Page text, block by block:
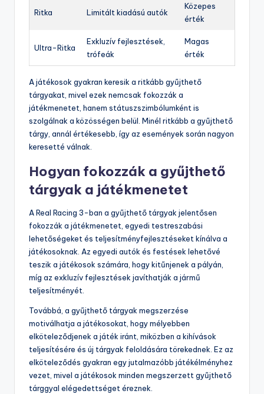
Ritka Limitált kiadású autók
Közepes
érték
Ultra-Ritka
Exkluzív fejlesztések,
trófeák
Magas
érték
A játékosok gyakran keresik a ritkább gyűjthető
tárgyakat, mivel ezek nemcsak fokozzák a
játékmenetet, hanem státuszszimbólumként is
szolgálnak a közösségen belül. Minél ritkább a gyűjthető
tárgy, annál értékesebb, így az események során nagyon
keresetté válnak.
Hogyan fokozzák a gyűjthető
tárgyak a játékmenetet
A Real Racing 3-ban a gyűjthető tárgyak jelentősen
fokozzák a játékmenetet, egyedi testreszabási
lehetőségeket és teljesítményfejlesztéseket kínálva a
játékosoknak. Az egyedi autók és festések lehetővé
teszik a játékosok számára, hogy kitűnjenek a pályán,
míg az exkluzív fejlesztések javíthatják a jármű
teljesítményét.
Továbbá, a gyűjthető tárgyak megszerzése
motiválhatja a játékosokat, hogy mélyebben
elköteleződjenek a játék iránt, miközben a kihívások
teljesítésére és új tárgyak feloldására törekednek. Ez az
elköteleződés gyakran egy jutalmazóbb játékélményhez
vezet, mivel a játékosok minden megszerzett gyűjthető
tárggyal elégedettséget éreznek.